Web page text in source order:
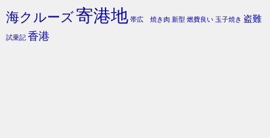
海クルーズ寄港地 帯広 焼き肉 新型 燃費良い 玉子焼き 盗難
試乗記 香港